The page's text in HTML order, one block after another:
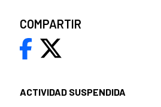
ACTIVIDAD SUSPENDIDA
COMPARTIR